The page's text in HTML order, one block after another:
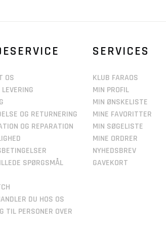
OS
OG RETURNERING
OG REPARATION
SPØRGSMÅL
DU HOS OS
TIL PERSONER OVER
SERVICES
KLUB FARAOS
MIN PROFIL
MIN ØNSKELISTE
MINE FAVORITTER
MIN SØGELISTE
MINE ORDRER
NYHEDSBREV
GAVEKORT